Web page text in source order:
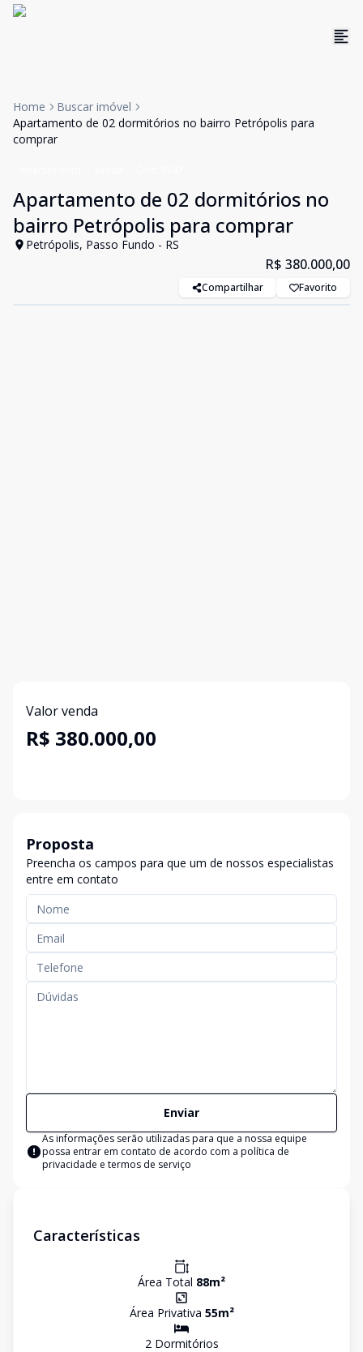
Home
Buscar imóvel
Apartamento de 02 dormitórios no bairro Petrópolis para
comprar
Apartamento de 02 dormitórios no
bairro Petrópolis para comprar
Petrópolis, Passo Fundo - RS
R$ 380.000,00
Compartilhar Favorito
Valor venda
R$ 380.000,00
Proposta
Preencha os campos para que um de nossos especialistas
entre em contato
Enviar
As informações serão utilizadas para que a nossa equipe
possa entrar em contato de acordo com a política de
privacidade e termos de serviço
Características
Área Total 88m²
Área Privativa 55m²
2Dormitórios